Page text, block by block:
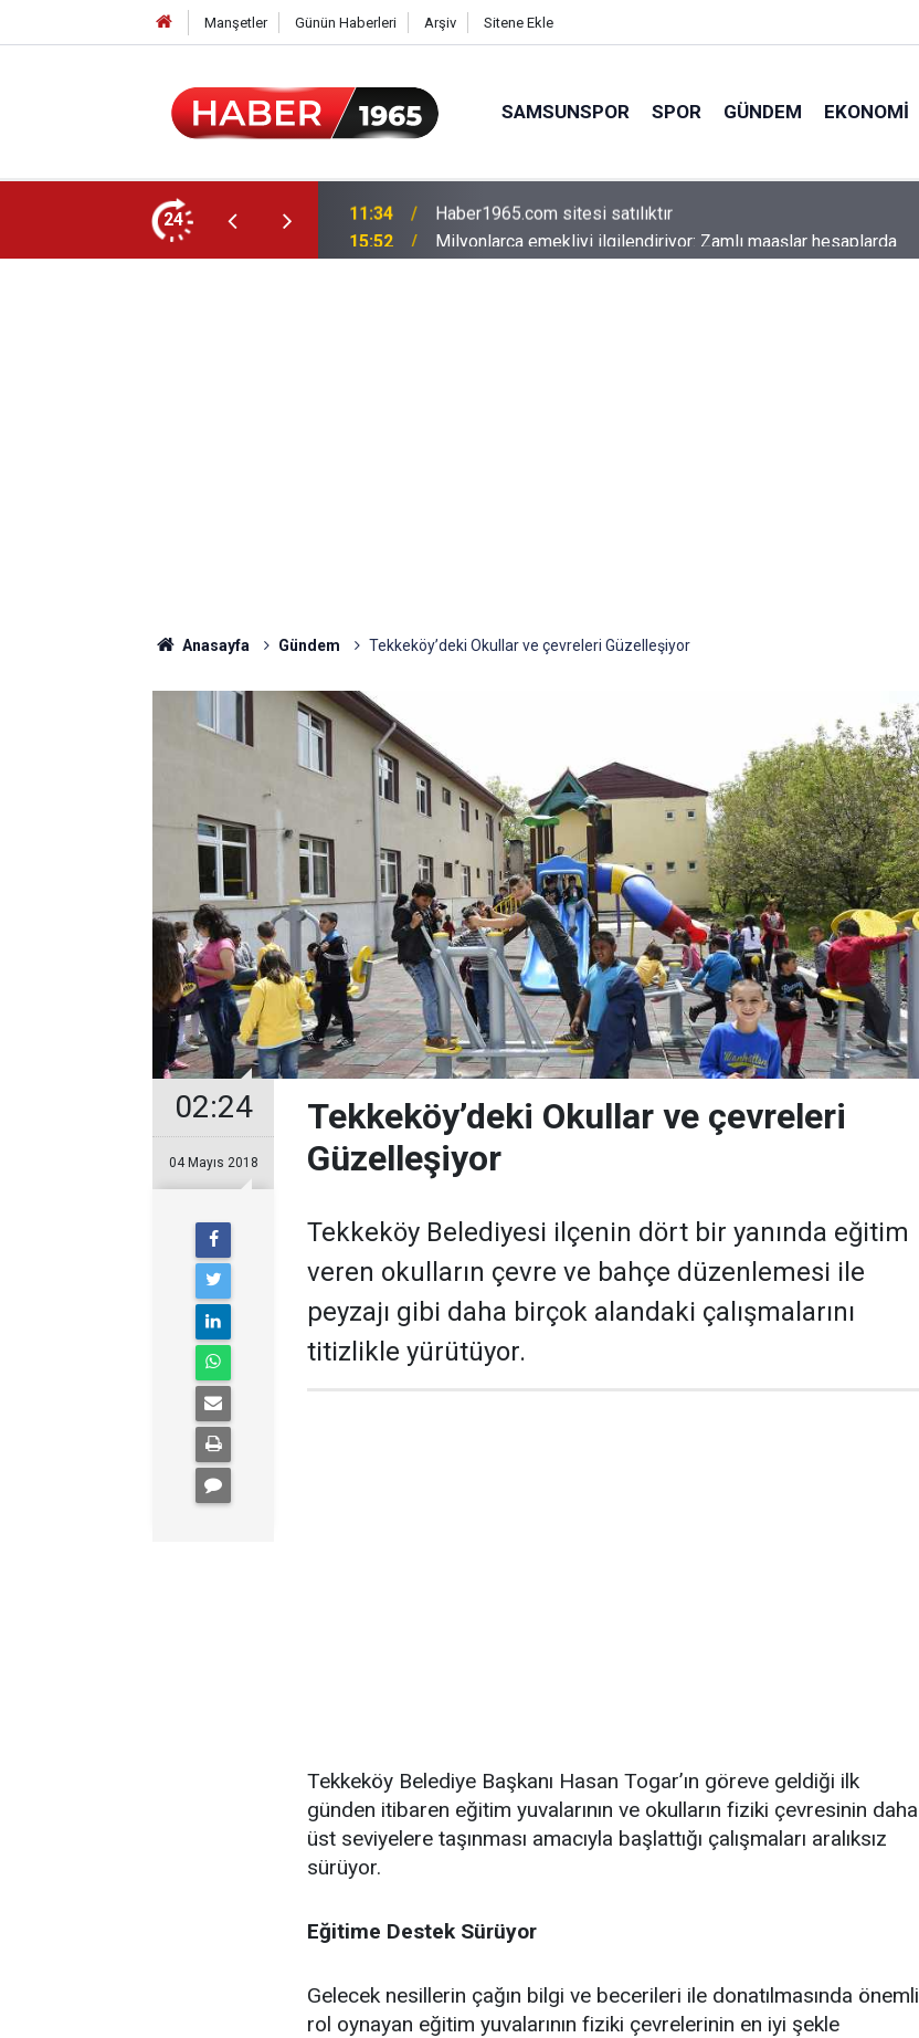
Manşetler Günün Haberleri Arşiv Sitene Ekle
SAMSUNSPOR SPOR GÜNDEM EKONOMI
24 15:52 Milyonlarca emekliyi ilgilendiriyor: Zamlı maaşlar hesaplarda
Anasayfa Gündem Tekkeköy’deki Okullar ve çevreleri Güzelleşiyor
02:24
04 Mayıs 2018
Tekkeköy’deki Okullar ve çevreleri
Güzelleşiyor
Tekkeköy Belediyesi ilçenin dört bir yanında eğitim
veren okulların çevre ve bahçe düzenlemesi ile
peyzajı gibi daha birçok alandaki çalışmalarını
titizlikle yürütüyor.
Tekkeköy Belediye Başkanı Hasan Togar’ın göreve geldiği ilk
günden itibaren eğitim yuvalarının ve okulların fiziki çevresinin daha
üst seviyelere taşınması amacıyla başlattığı çalışmaları aralıksız
sürüyor.
Eğitime Destek Sürüyor
Gelecek nesillerin çağın bilgi ve becerileri ile donatılmasında önemli
rol oynayan eğitim yuvalarının fiziki çevrelerinin en iyi şekle